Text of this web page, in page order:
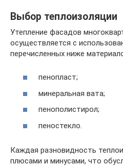
Выбор теплоизоляции
Утепление фасадов
осуществляется с
перечисленных ниже
пенопласт;
минеральная вата;
пенополистирол;
пеностекло.
Каждая разновидность
плюсами и минусами, что